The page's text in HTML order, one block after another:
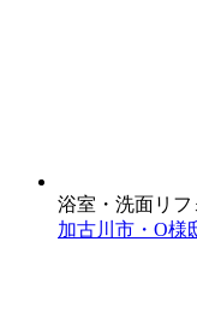
浴室・洗面リフ
加古川市・O